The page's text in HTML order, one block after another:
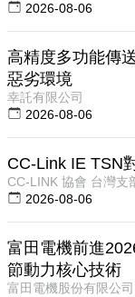
2026-08-06
高精度多功能傳
惡劣環境
幸託有限公司
2026-08-06
CC-Link IE TSN
CC-LINK 協會 台灣支
2026-08-06
富田電機前進
節動力核心技術
富田電機股份有限公司